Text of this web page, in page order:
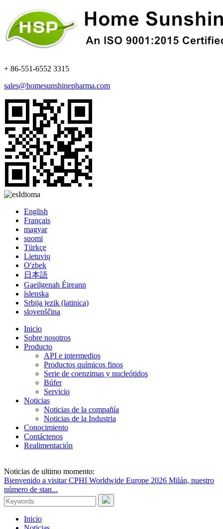
+ 86-551-6552 3315
sales@homesunshinepharma.com
Idioma
English
Français
magyar
suomi
Türkçe
Lietuvių
O'zbek
日本語
Gaeilgenah Éireann
íslenska
Srbija jezik (latinica)
slovenščina
Inicio
Sobre nosotros
Producto
API e intermedios
Productos químicos finos
Serie de coenzimas y nucleótidos
Búfer
Servicio
Noticias
Noticias de la compañía
Noticias de la Industria
Conocimiento
Contáctenos
Realimentación
Noticias de ultimo momento:
Bienvenido a visitar CPHI Worldwide Europe 2026 Milán, nuestro
número de stan...
Inicio